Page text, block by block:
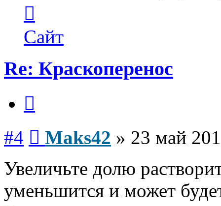
пользователя
Maks42
Сайт
Re: Краскоперенос
#4 Maks42 » 23 май
Увеличьте долю
уменьшится и может